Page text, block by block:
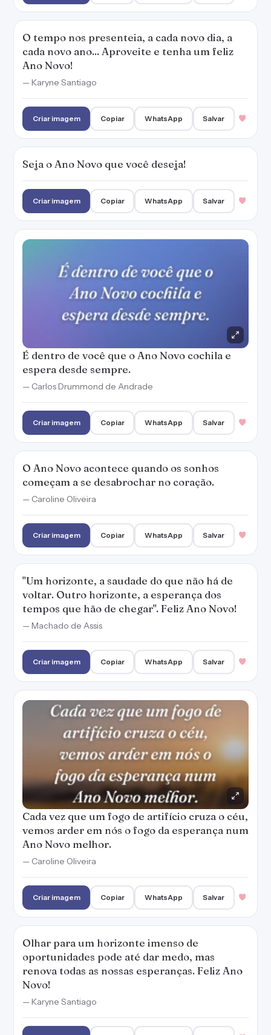
Criar imagem Copiar WhatsApp Salvar
espera desde sempre.
— Carlos Drummond de Andrade
O Ano Novo acontece quando os sonhos
começam a se desabrochar no coração.
— Caroline Oliveira
Criar imagem Copiar WhatsApp Salvar
"Um horizonte, a saudade do que não há de
voltar. Outro horizonte, a esperança dos
tempos que hão de chegar". Feliz Ano Novo!
Criar imagem Copiar WhatsApp Salvar
vemos arder em nós o fogo da esperança num
Ano Novo melhor.
— Caroline Oliveira
Criar imagem Copiar WhatsApp Salvar
Olhar para um horizonte imenso de
oportunidades pode até dar medo, mas
renova todas as nossas esperanças. Feliz Ano
Novo!
— Karyne Santiago
Criar imagem
"A Esperança não murcha, ela não cansa,
Também como ela não sucumbe a Crença.
sonhos nas asas da Esperança!". Feliz Ano
Novo!
— Augusto dos Anjos